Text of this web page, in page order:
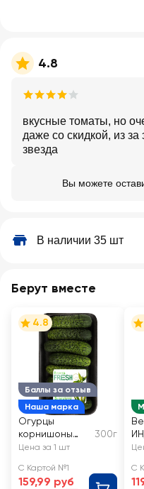
4.8
вкусные томаты, но
даже со скидкой, из за
звезда
Вы можете
В наличии 35 шт
Берут вместе
Баллы за отзыв
Наша марка
4.8
Огурцы
корнишоны
ЛЕНТА FRESH
300г
Цена за 1 шт
С Картой №1
159,99 руб
С